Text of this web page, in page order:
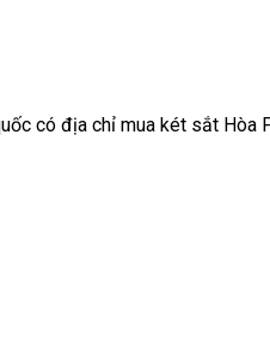
có địa chỉ mua két sắt Hòa